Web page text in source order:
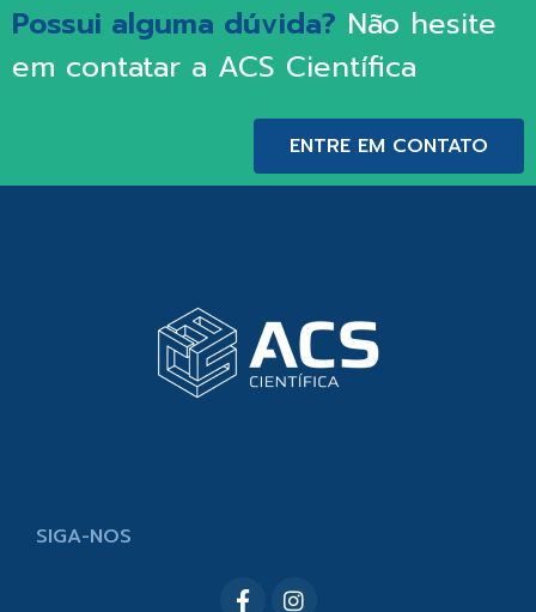
Possui alguma dúvida? Não hesite
em contatar a ACS Científica
ENTRE EM CONTATO
SIGA-NOS